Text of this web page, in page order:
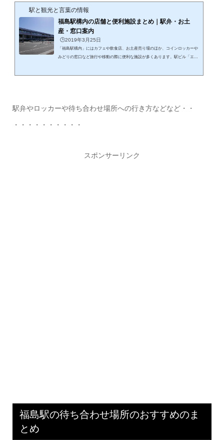
駅と観光と言葉の情報
福島駅構内の店舗と便利施設まとめ｜駅弁・お土
産・窓口案内
🕒️2019年3月25日
「福島駅構内」にはカフェや飲食店、お土産売り場のほか、コインロッカーや
みどりの窓口など旅行や移動の際に便利な施設が多くあります。駅ビル「エス
て...
駅弁やロッカーや待ち合わせ場所への行き方などなど・・
・・・・・・・・・・
スポンサーリンク
福島駅の待ち合わせ場所のおすすめのま
とめ